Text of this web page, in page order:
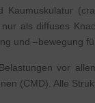
Kaumuskulatur
als diffuses
und –bewegung
vor
(CMD). Alle